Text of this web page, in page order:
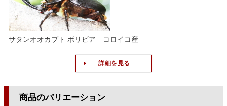
サタンオオカブト ボリビア コロイコ産
詳細を見る
商品のバリエーション